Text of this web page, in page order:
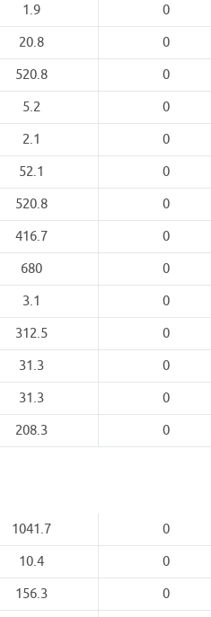
1.9
0
20.8
0
520.8
0
5.2
0
2.1
0
52.1
0
520.8
0
416.7
0
680
0
3.1
0
312.5
0
31.3
0
31.3
0
208.3 0
1041.7
0
10.4
0
156.3
0